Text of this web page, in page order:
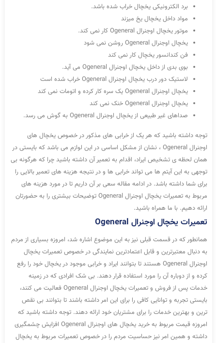
برد الکترونیکی یخچال خراب شده باشد.
مواد داخل یخچال یخ میزند
موتور یخچال اوجنرال Ogeneral کار نمی کند.
یخچال اوجنرال Ogeneral روشن نمی شود
فن کندانسور یخچال کار نمی کند
بوی بدی از داخل یخچال اوجنرال Ogeneral می آید.
لاستیک دور درب یخچال اوجنرال Ogeneral خراب شده است
یخچال اوجنرال Ogeneral یک سره کار کرده و اتومات نمی کند
یخچال اوجنرال Ogeneral خنک نمی کند
صداهای غیر طبیعی از یخچال اوجنرال Ogeneral به گوش می رسد.
توجه داشته باشید که هر یک از خرابی های مذکور در خصوص یخچال های
اوجنرال Ogeneral ، نشان از مشکل اساسی در این لوازم می باشد که بایستی در
همان لحظه ی تشخیص ایراد، اقدام به تعمیر آن داشته باشید چرا که هرگونه بی
توجهی به این آیتم ها می تواند خرابی ها و در نتیجه هزینه های تعمیر بالایی را
برای شما داشته باشد. در ادامه مقاله سعی بر آن داریم تا در مورد هزینه های
مربوط به تعمیرات یخچال اوجنرال Ogeneral توضیحات بیشتری را به حضورتان
ارائه دهیم. با ما همراه باشید.
تعمیرات یخچال اوجنرال Ogeneral
همانطور که در قسمت قبلی نیز به این موضوع اشاره شد، امروزه بسیاری از مردم
به دنبال معتبرترین و قابل اعتمادترین نمایندگی در خصوص تعمیرات یخچال
اوجنرال Ogeneral هستند تا بتوانند ایراد و خرابی موجود در یخچال خود را رفع
کرده و از دوباره آن را مورد استفاده قرار دهند. بی شک افرادی که در زمینه
خدمات پس از فروش و تعمیرات یخچال اوجنرال Ogeneral فعالیت می کنند،
بایستی تجربه و توانایی کافی را برای این امر داشته باشند تا بتوانند بی نقص
ترین و بهترین خدمات را برای مشتریان خود ارائه دهند. توجه داشته باشید که
امروزه قیمت مربوط به خرید یخچال های اوجنرال Ogeneral افزایش چشمگیری
داشته و همین امر نیز حساسیت مردم را در خصوص تعمیرات مربوط به یخچال